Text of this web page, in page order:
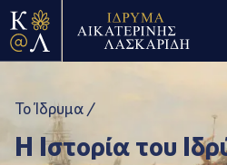
Το Ίδρυμα /
Η Ιστορία του